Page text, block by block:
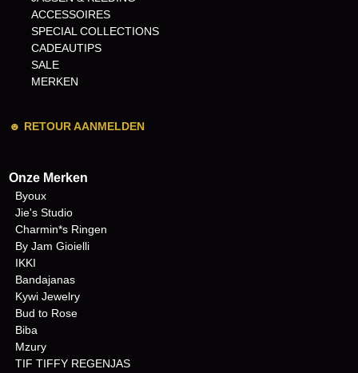
ACCESSOIRES
SPECIAL COLLECTIONS
CADEAUTIPS
SALE
MERKEN
☻ RETOUR AANMELDEN
Onze Merken
Byoux
Jie's Studio
Charmin*s Ringen
By Jam Gioielli
IKKI
Bandajanas
Kywi Jewelry
Bud to Rose
Biba
Mzury
TIF TIFFY REGENJAS